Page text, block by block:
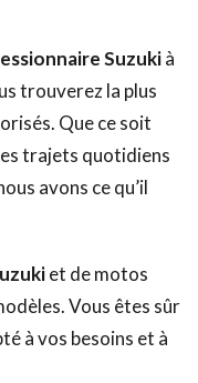
Suzukià
trouverez la plus
Que ce soit
trajets quotidiens
avons ce qu’il
et de motos
Vous êtes sûr
à vos besoins et à